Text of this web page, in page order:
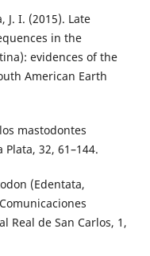
J. I. (2015). Late
in the
evidences of the
American Earth
mastodontes
32, 61–144.
(Edentata,
Real de San Carlos, 1,